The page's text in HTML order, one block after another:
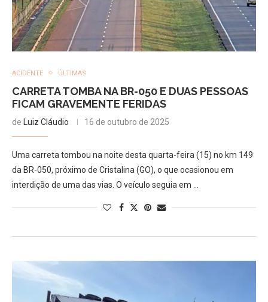
ACIDENTE ÚLTIMAS
CARRETA TOMBA NA BR-050 E DUAS PESSOAS
FICAM GRAVEMENTE FERIDAS
de Luiz Cláudio 16 de outubro de 2025
Uma carreta tombou na noite desta quarta-feira (15) no km 149
da BR-050, próximo de Cristalina (GO), o que ocasionou em
interdição de uma das vias. O veículo seguia em …